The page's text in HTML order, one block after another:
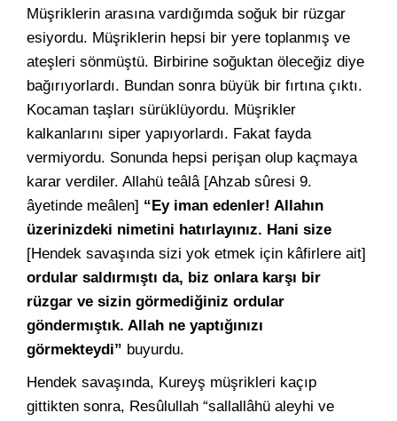
Müşriklerin arasına vardığımda soğuk bir rüzgar
esiyordu. Müşriklerin hepsi bir yere toplanmış ve
ateşleri sönmüştü. Birbirine soğuktan öleceğiz diye
bağırıyorlardı. Bundan sonra büyük bir fırtına çıktı.
Kocaman taşları sürüklüyordu. Müşrikler
kalkanlarını siper yapıyorlardı. Fakat fayda
vermiyordu. Sonunda hepsi perişan olup kaçmaya
karar verdiler. Allahü teâlâ [Ahzab sûresi 9.
âyetinde meâlen] “Ey iman edenler! Allahın
üzerinizdeki nimetini hatırlayınız. Hani size
[Hendek savaşında sizi yok etmek için kâfirlere ait]
ordular saldırmıştı da, biz onlara karşı bir
rüzgar ve sizin görmediğiniz ordular
göndermıştık. Allah ne yaptığınızı
görmekteydi” buyurdu.
Hendek savaşında, Kureyş müşrikleri kaçıp
gittikten sonra, Resûlullah “sallallâhü aleyhi ve